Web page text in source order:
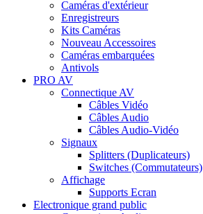
Caméras d'extérieur
Enregistreurs
Kits Caméras
Nouveau Accessoires
Caméras embarquées
Antivols
PRO AV
Connectique AV
Câbles Vidéo
Câbles Audio
Câbles Audio-Vidéo
Signaux
Splitters (Duplicateurs)
Switches (Commutateurs)
Affichage
Supports Ecran
Electronique grand public